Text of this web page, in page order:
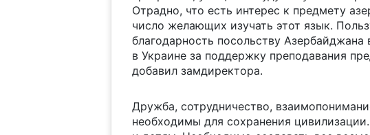
Отрадно, что есть интерес к предмету
число желающих изучать этот язык.
благодарность посольству Азербайджана
в Украине за поддержку преподавания
добавил замдиректора.
Дружба, сотрудничество,
необходимы для сохранения